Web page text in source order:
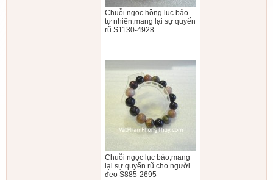
Chuỗi ngọc hồng lục bảo
tự nhiên,mang lại sự quyến
rũ S1130-4928
Chuỗi ngọc lục bảo,mang
lại sự quyến rũ cho người
đeo S885-2695